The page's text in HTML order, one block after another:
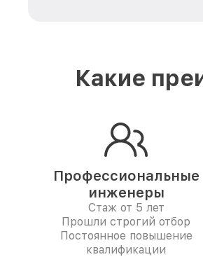
Какие
Профессиональные
инженеры
Стаж от 5 лет
Прошли строгий отбор
Постоянное повышение
квалификации